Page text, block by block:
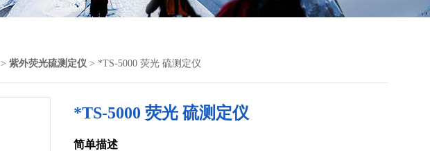
> 紫外荧光硫测定仪 > *TS-5000 荧光 硫测定仪
*TS-5000 荧光 硫测定仪
简单描述